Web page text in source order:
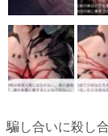
騙し合いに殺し